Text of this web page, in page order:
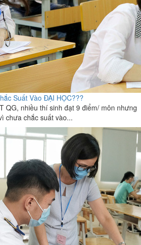
Suất Vào ĐẠI HỌC???
QG, nhiều thí sinh đạt 9 điểm/ môn nhưng
chưa chắc suất vào...